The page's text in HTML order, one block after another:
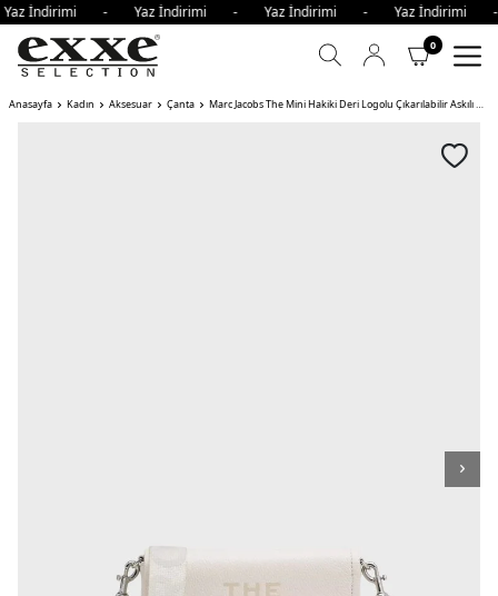
İndirimi - Yaz İndirimi - Yaz İndirimi - Yaz
0
Anasayfa Kadın Aksesuar Çanta Marc Jacobs The Mini Hakiki Deri Logolu Çıkarılabilir Askılı Kadın Çanta